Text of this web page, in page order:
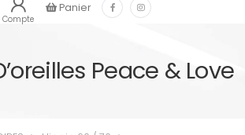
Compte
Panier
Peace & Love